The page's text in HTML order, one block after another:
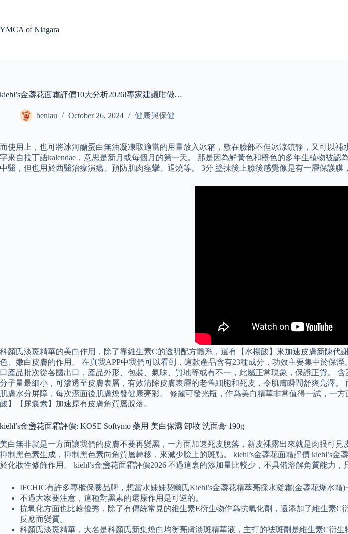
YMCA of Niagara
kiehl’s金盞花面霜評價10大分析2026!專家建議咁做…
benlau October 26, 2024 健康與保健
而使用上，也可將冰河醣蛋白無油凝凍取適當的用量放入冰箱，敷在臉部不但冰涼鎮靜，又可以
字來自拉丁語kalendae，意思是新月或每個月的第一天。 那是因為鮮黃色和橙色的多年生植物被
中醫，但也用於西醫治療潰瘍、預防肌肉痙攣、退燒等。 3分 塗抹後上臉後感覺像是有一層保護膜
科顏氏淡斑精華的美白作用，除了靠維生素C的透明配方體系，還有【水楊酸】來加速皮膚新陳
色、嫩白皮膚的作用。 在真我APP中我們可以看到，這款產品含有23種成分，功效主要集中於保
口產品批次從各國出口，產品外形、包裝、氣味、質地等或有不一，此屬正常現象，保證正貨。
分子量最細小，可滲透至皮膚表層，有效清除皮膚表層的老舊細胞和死皮，令肌膚瞬間舒爽亮澤
肌膚水分屏障，每次潔面後肌膚煥發健康亮彩。 修麗可發光瓶，作爲美白精華非常值得一試，一
酸】【尿囊素】加速原有皮膚角質層脫落。
kiehl’s金盞花面霜評價: KOSE Softymo 藥用 美白保濕 卸妝 洗面膏 190g
美白無非就是一方面讓我們的皮膚不要再變黑，一方面加速死皮脫落，新皮裸露出來就是肉眼可
抑制黑色素生成，抑制黑色素向角質層轉移，來減少臉上的斑點。 kiehl’s金盞花面霜評價 kiehl’s
於化妝性修飾作用。 kiehl’s金盞花面霜評價2026 不過這裏的添加量比較少，不具備溶解角質能力
IFCHIC有許多專櫃保養品牌，想當水妹妹契爾氏Kiehl’s金盞花精萃亮採水凝霜(金盞花爆水霜)
不過大家要注意，這種對黑素的還原作用是可逆的。
抗氧化方面也比較優秀，除了有傳統常見的維生素E衍生物作爲抗氧化劑，還添加了維生素
反應而變質。
科顏氏淡斑精華，大名是科顏氏新集煥白均衡亮膚淡斑精華液，主打的祛斑劑是維生素C衍